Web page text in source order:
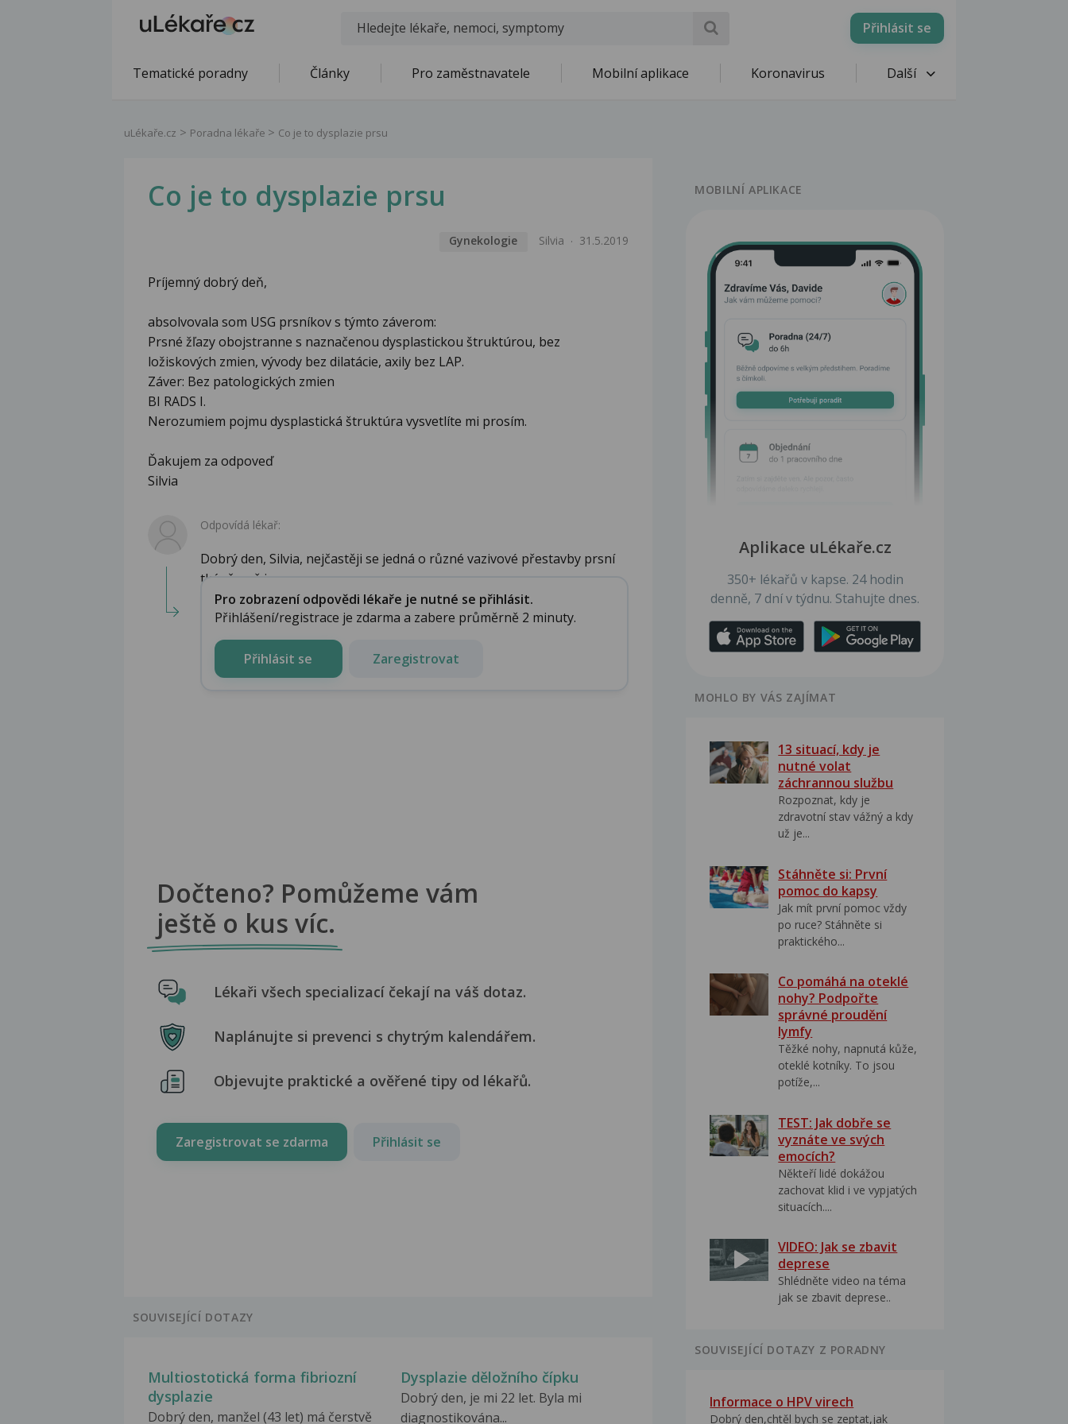
Přihlásit se
Tematické poradny Články Pro zaměstnavatele Mobilní aplikace Koronavirus Další
uLékaře.cz Poradna lékaře Co je to dysplazie prsu
Co je to dysplazie prsu
Gynekologie Silvia 31.5.2019
Príjemný dobrý deň,
absolvovala som USG prsníkov s týmto záverom:
Prsné žľazy obojstranne s naznačenou dysplastickou štruktúrou, bez
ložiskových zmien, vývody bez dilatácie, axily bez LAP.
Záver: Bez patologických zmien
BI RADS I.
Nerozumiem pojmu dysplastická štruktúra vysvetlíte mi prosím.
Ďakujem za odpoveď
Silvia
Odpovídá lékař:
Dobrý den, Silvia, nejčastěji se jedná o různé vazivové přestavby prsní
tkáně, což je na...
Pro zobrazení odpovědi lékaře je nutné se přihlásit.
Přihlášení/registrace je zdarma a zabere průměrně 2 minuty.
Přihlásit se Zaregistrovat
Dočteno? Pomůžeme vám
ještě o kus víc.
Lékaři všech specializací čekají na váš dotaz.
Naplánujte si prevenci s chytrým kalendářem.
Objevujte praktické a ověřené tipy od lékařů.
Zaregistrovat se zdarma Přihlásit se
SOUVISEJÍCÍ DOTAZY
Multiostotická forma fibriozní
dysplazie
Dobrý den, manžel (43 let) má čerstvě
Dysplazie děložního čípku
Dobrý den, je mi 22 let. Byla mi
diagnostikována...
MOBILNÍ APLIKACE
Aplikace uLékaře.cz
350+ lékařů v kapse. 24 hodin
denně, 7 dní v týdnu. Stahujte dnes.
MOHLO BY VÁS ZAJÍMAT
13 situací, kdy je
nutné volat
záchrannou službu
Rozpoznat, kdy je
zdravotní stav vážný a kdy
už je...
Stáhněte si: První
pomoc do kapsy
Jak mít první pomoc vždy
po ruce? Stáhněte si
praktického...
Co pomáhá na oteklé
nohy? Podpořte
správné proudění
lymfy
Těžké nohy, napnutá kůže,
oteklé kotníky. To jsou
potíže,...
TEST: Jak dobře se
vyznáte ve svých
emocích?
Někteří lidé dokážou
zachovat klid i ve vypjatých
situacích....
VIDEO: Jak se zbavit
deprese
Shlédněte video na téma
jak se zbavit deprese..
SOUVISEJÍCÍ DOTAZY Z PORADNY
Informace o HPV virech
Dobrý den,chtěl bych se zeptat,jak